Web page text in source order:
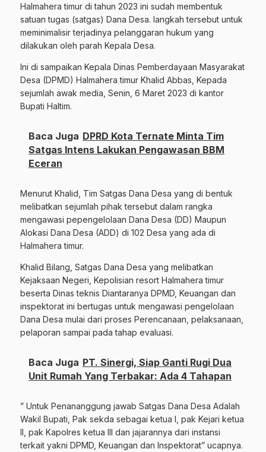
Halmahera timur di tahun 2023 ini sudah membentuk
satuan tugas (satgas) Dana Desa. langkah tersebut untuk
meminimalisir terjadinya pelanggaran hukum yang
dilakukan oleh parah Kepala Desa.
Ini di sampaikan Kepala Dinas Pemberdayaan Masyarakat
Desa (DPMD) Halmahera timur Khalid Abbas, Kepada
sejumlah awak media, Senin, 6 Maret 2023 di kantor
Bupati Haltim.
Baca Juga DPRD Kota Ternate Minta Tim
Satgas Intens Lakukan Pengawasan BBM
Eceran
Menurut Khalid, Tim Satgas Dana Desa yang di bentuk
melibatkan sejumlah pihak tersebut dalam rangka
mengawasi pepengelolaan Dana Desa (DD) Maupun
Alokasi Dana Desa (ADD) di 102 Desa yang ada di
Halmahera timur.
Khalid Bilang, Satgas Dana Desa yang melibatkan
Kejaksaan Negeri, Kepolisian resort Halmahera timur
beserta Dinas teknis Diantaranya DPMD, Keuangan dan
inspektorat ini bertugas untuk mengawasi pengelolaan
Dana Desa mulai dari proses Perencanaan, pelaksanaan,
pelaporan sampai pada tahap evaluasi.
Baca Juga PT. Sinergi, Siap Ganti Rugi Dua
Unit Rumah Yang Terbakar: Ada 4 Tahapan
” Untuk Penananggung jawab Satgas Dana Desa Adalah
Wakil Bupati, Pak sekda sebagai ketua I, pak Kejari ketua
II, pak Kapolres ketua III dan jajarannya dari instansi
terkait yakni DPMD, Keuangan dan Inspektorat” ucapnya.